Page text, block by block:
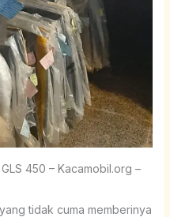
450 – Kacamobil.org –
tidak cuma memberinya